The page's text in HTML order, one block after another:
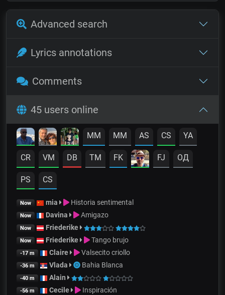
Advanced search
Lyrics annotations
Comments
45 users online
MM MM AS CS YA
CR VM DB TM FK FJ OД
PS CS
Now mia Historia sentimental
Now Davina Amigazo
Now Friederike
Now Friederike Tango brujo
-17 m Claire Valsecito criollo
-36 m Vlada Bahia Blanca
-40 m Alain
-56 m Cecile Inspiración